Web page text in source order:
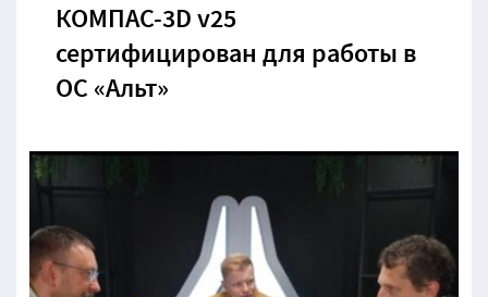
КОМПАС-3D v25
сертифицирован для работы в
ОС «Альт»